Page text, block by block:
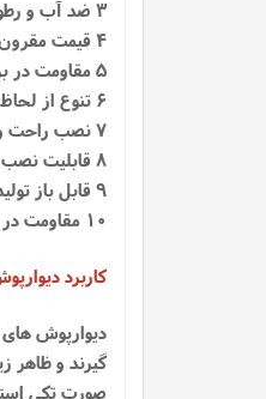
3 ضد آب و رطوبت (قابلیت استفاده در موقعیت هایی با رطوبت بالا نیز قابل استفاده می باشد، مانند حمام و استخر ها).
4 قیمت مقرون بصرفه تر نسب به سایر دیوارپوش ها.
5 مقاومت در برابر موریانه ها، باکتری ها و حشرات.
6 تنوع از لحاظ رنگبندی و طرح.
7 نصب راحت و آسان.
8 قابلیت نصب بر روی تمامی سطوح (مانند دیوار های گچی، شیشه ای، سرامیکی، چوبی، فلزی، کاشی و سیمانی).
9 قابل باز تولید شدن و بازیافت.
10 مقاومت در برابر خط و خش، سرما و گرما، دوام و ماندگاری بالا
کاربرد
دیوارپوش های
گیرند و ظاهر
صورت تکی